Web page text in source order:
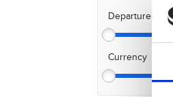
Departure date
Currency